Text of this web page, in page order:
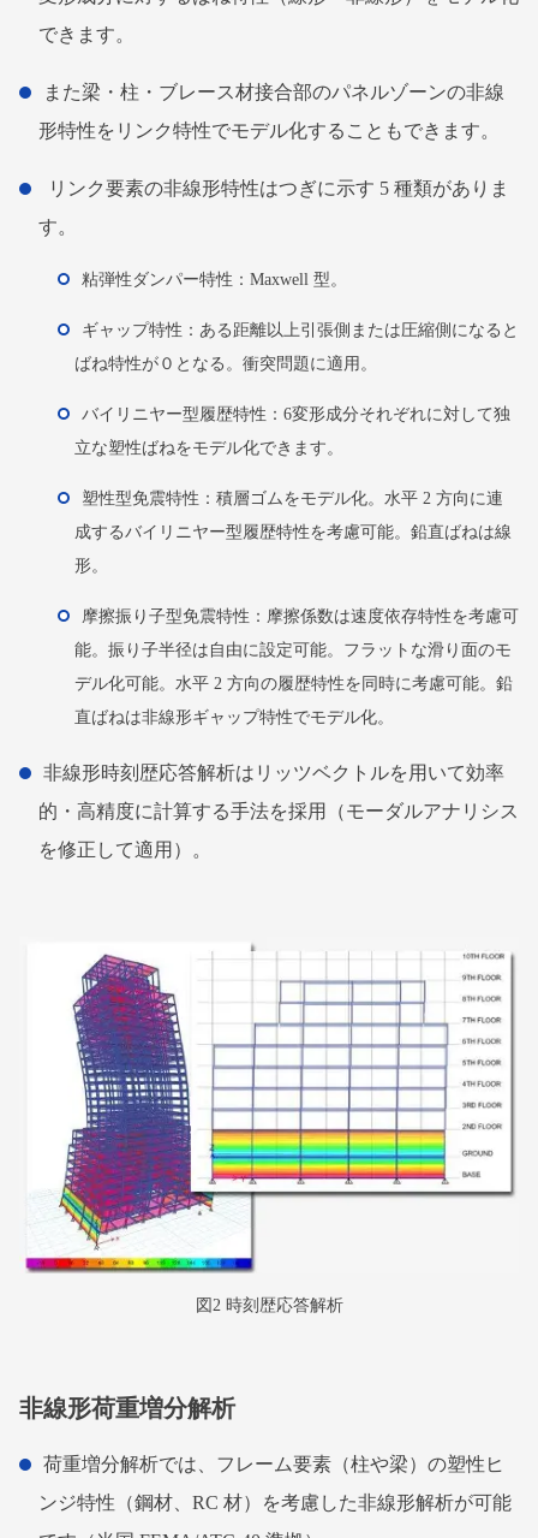
できます。
また梁・柱・ブレース材接合部のパネルゾーンの非線
形特性をリンク特性でモデル化することもできます。
リンク要素の非線形特性はつぎに示す 5 種類がありま
す。
粘弾性ダンパー特性：Maxwell 型。
ギャップ特性：ある距離以上引張側または圧縮側になると
ばね特性が０となる。衝突問題に適用。
バイリニヤー型履歴特性：6変形成分それぞれに対して独
立な塑性ばねをモデル化できます。
塑性型免震特性：積層ゴムをモデル化。水平 2 方向に連
成するバイリニヤー型履歴特性を考慮可能。鉛直ばねは線
形。
摩擦振り子型免震特性：摩擦係数は速度依存特性を考慮可
能。振り子半径は自由に設定可能。フラットな滑り面のモ
デル化可能。水平 2 方向の履歴特性を同時に考慮可能。鉛
直ばねは非線形ギャップ特性でモデル化。
非線形時刻歴応答解析はリッツベクトルを用いて効率
的・高精度に計算する手法を採用（モーダルアナリシス
を修正して適用）。
図2 時刻歴応答解析
非線形荷重増分解析
荷重増分解析では、フレーム要素（柱や梁）の塑性ヒ
ンジ特性（鋼材、RC 材）を考慮した非線形解析が可能